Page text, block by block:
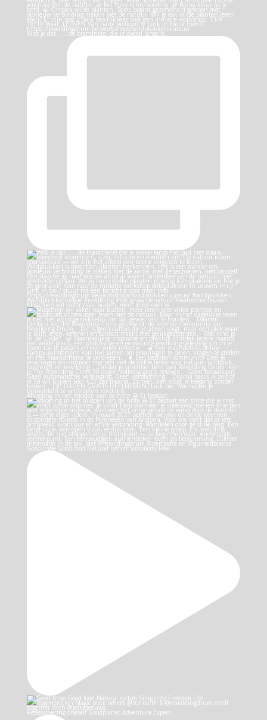
Wist je dat… …de brandnetel die je overal langs h
Misschien wil vaker naar buiten, meer leren over w
Afkoeling in het midden van de hitte 😀 Er bestaat
Good tribe Good food Natural rythm Simplicity Free
Redescovering oneself Goodplanet Adventure Expedi